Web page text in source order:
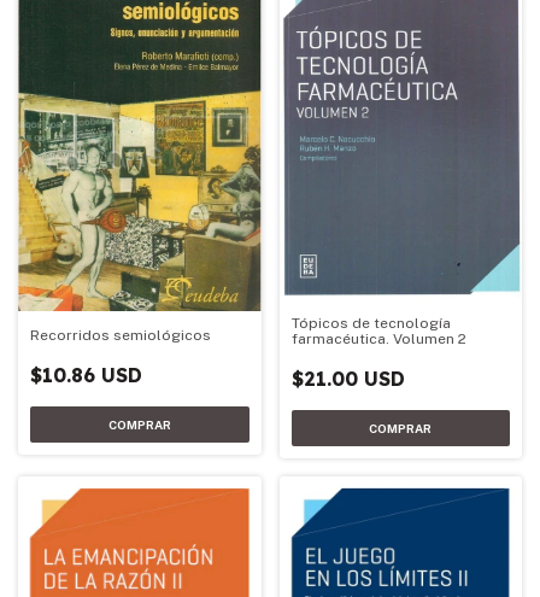
Recorridos semiológicos
$10.86 USD
Tópicos de tecnología
farmacéutica. Volumen 2
$21.00 USD